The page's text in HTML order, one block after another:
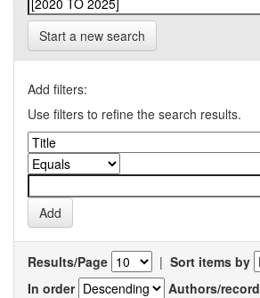
Start a new search
Add filters:
Use filters to refine the search results.
Results/Page | Sort items by
In order
Authors/record